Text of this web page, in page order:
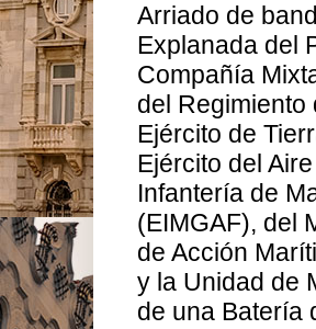
Arriado de
Explanada del
Compañía
del Regimiento
Ejército de
Ejército del
Infantería de
(EIMGAF), del
de Acción
y la Unidad de
de una Batería